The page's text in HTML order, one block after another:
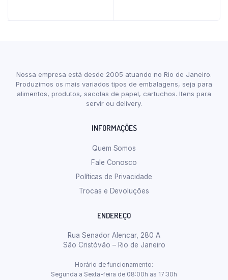
Nossa empresa está desde 2005 atuando no Rio de Janeiro.
Produzimos os mais variados tipos de embalagens, seja para
alimentos, produtos, sacolas de papel, cartuchos. Itens para
servir ou delivery.
INFORMAÇÕES
Quem Somos
Fale Conosco
Políticas de Privacidade
Trocas e Devoluções
ENDEREÇO
Rua Senador Alencar, 280 A
São Cristóvão – Rio de Janeiro
Horário de funcionamento:
Segunda a Sexta-feira de 08:00h as 17:30h